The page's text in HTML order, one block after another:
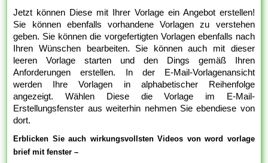
Jetzt können Diese mit Ihrer Vorlage ein Angebot erstellen!
Sie können ebenfalls vorhandene Vorlagen zu verstehen
geben. Sie können die vorgefertigten Vorlagen ebenfalls nach
Ihren Wünschen bearbeiten. Sie können auch mit dieser
leeren Vorlage starten und den Dings gemäß Ihren
Anforderungen erstellen. In der E-Mail-Vorlagenansicht
werden Ihre Vorlagen in alphabetischer Reihenfolge
angezeigt. Wählen Diese die Vorlage im E-Mail-
Erstellungsfenster aus weiterhin nehmen Sie ebendiese von
dort.
Erblicken Sie auch wirkungsvollsten Videos von word vorlage
brief mit fenster –